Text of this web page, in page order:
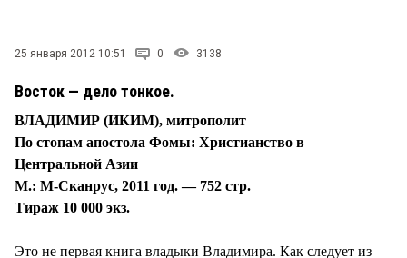
СТИЛЬ ЖИЗНИ
25 января 2012 10:51 0 3138
Восток — дело тонкое.
ВЛАДИМИР (ИКИМ), митрополит
По стопам апостола Фомы: Христианство в
Центральной Азии
М.: М-Сканрус, 2011 год. — 752 стр.
Тираж 10 000 экз.
Это не первая книга владыки Владимира. Как следует из